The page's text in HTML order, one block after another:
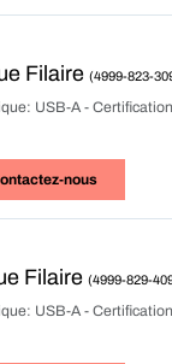
Filaire (4999-823-
USB-A -
nous
Filaire (4999-829-
USB-A -